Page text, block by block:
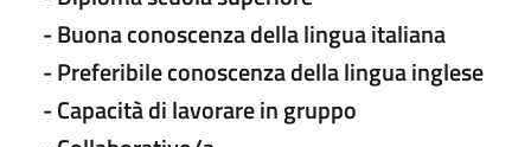
- Buona conoscenza della lingua italiana
- Preferibile conoscenza della lingua inglese
- Capacità di lavorare in gruppo